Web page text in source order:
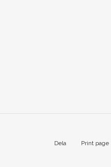
Dela Print page